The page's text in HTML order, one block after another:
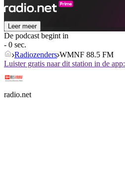
Leer meer
De podcast begint in
- 0 sec.
Radiozenders WMNF 88.5 FM
Luister gratis naar dit station in de app:
radio.net